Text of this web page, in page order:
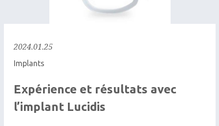
2024.01.25
Implants
Expérience et résultats avec
l’implant Lucidis